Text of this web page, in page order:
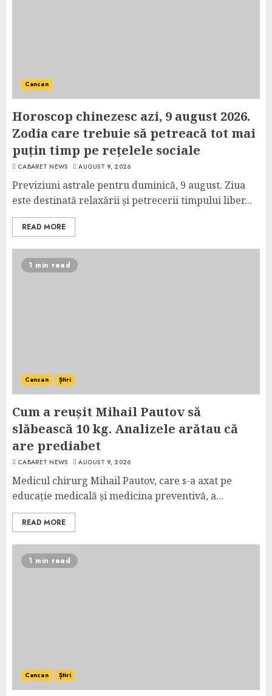
Cancan
Horoscop chinezesc azi, 9 august 2026.
Zodia care trebuie să petreacă tot mai
puțin timp pe rețelele sociale
CABARET NEWS AUGUST 9, 2026
Previziuni astrale pentru duminică, 9 august. Ziua
este destinată relaxării și petrecerii timpului liber...
READ MORE
1 min read
Cancan Știri
Cum a reușit Mihail Pautov să
slăbească 10 kg. Analizele arătau că
are prediabet
CABARET NEWS AUGUST 9, 2026
Medicul chirurg Mihail Pautov, care s-a axat pe
educație medicală și medicina preventivă, a...
READ MORE
1 min read
Cancan Știri